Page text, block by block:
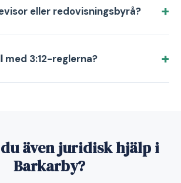
eller redovisningsbyrå?
med 3:12-reglerna?
även juridisk hjälp i
Barkarby?